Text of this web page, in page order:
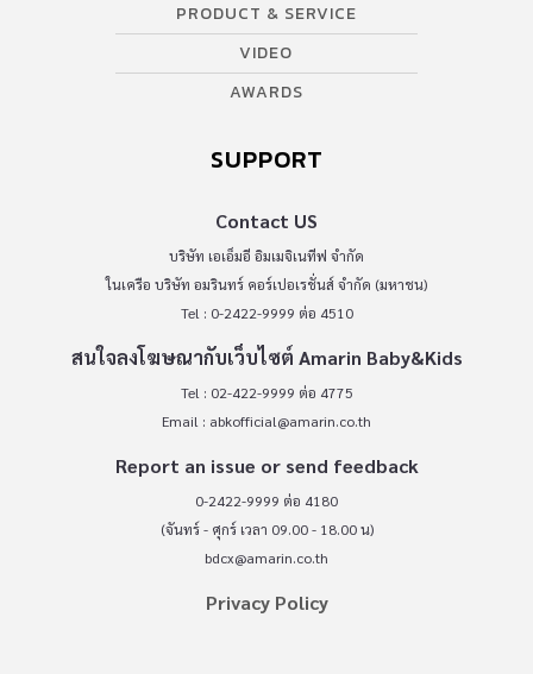
PRODUCT & SERVICE
VIDEO
AWARDS
SUPPORT
Contact US
บริษัท เอเอ็มอี อิมเมจิเนทีฟ จำกัด
ในเครือ บริษัท อมรินทร์ คอร์เปอเรชั่นส์ จำกัด (มหาชน)
Tel : 0-2422-9999 ต่อ 4510
สนใจลงโฆษณากับเว็บไซต์ Amarin Baby&Kids
Tel : 02-422-9999 ต่อ 4775
Email : abkofficial@amarin.co.th
Report an issue or send feedback
0-2422-9999 ต่อ 4180
(จันทร์ - ศุกร์ เวลา 09.00 - 18.00 น)
bdcx@amarin.co.th
Privacy Policy